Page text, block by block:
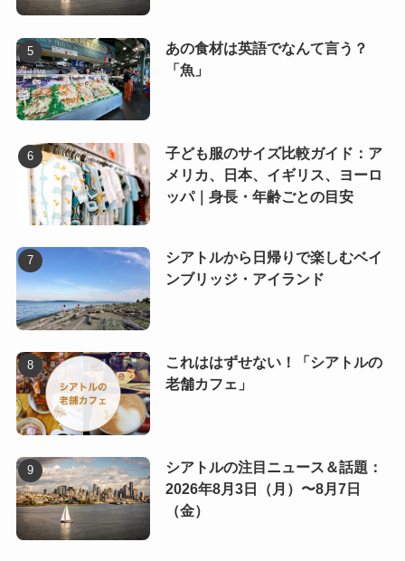
あの食材は英語でなんて言う？
「魚」
子ども服のサイズ比較ガイド：ア
メリカ、日本、イギリス、ヨーロ
ッパ｜身長・年齢ごとの目安
シアトルから日帰りで楽しむベイ
ンブリッジ・アイランド
これははずせない！「シアトルの
老舗カフェ」
シアトルの注目ニュース＆話題：
2026年8月3日（月）〜8月7日
（金）